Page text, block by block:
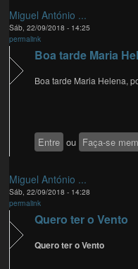
Miguel António ...
Sáb, 22/09/2018 - 14:25
permalink
Boa tarde Maria
Boa tarde Maria Helena,
Entre ou Faça-se
Miguel António ...
Sáb, 22/09/2018 - 14:28
permalink
Quero ter o Vento
Quero ter o Vento